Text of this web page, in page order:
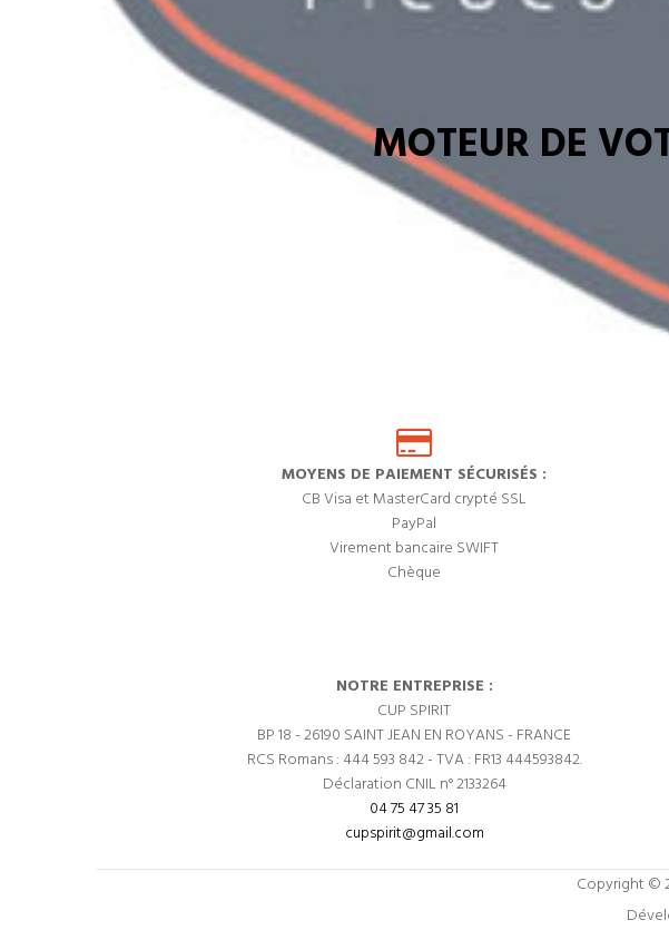
MOTEUR DE
MOYENS DE PAIEMENT SÉCURISÉS :
CB Visa et MasterCard crypté SSL
PayPal
Virement bancaire SWIFT
Chèque
NOTRE ENTREPRISE :
CUP SPIRIT
BP 18 - 26190 SAINT JEAN EN ROYANS - FRANCE
RCS Romans : 444 593 842 - TVA : FR13 444593842.
Déclaration CNIL n° 2133264
04 75 47 35 81
cupspirit@gmail.com
Copyright ©